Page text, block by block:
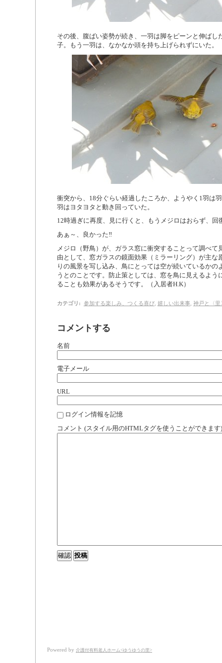
その後、腹ばい姿勢が続き、一羽は脚をピーンと伸ばし
子。もう一羽は、なかなか頭を持ち上げられずにいた。
衝突から、18分ぐらい経過したころか、ようやく1羽は
羽はヨタヨタと動き回っていた。
12時過ぎに再度、見に行くと、もうメジロはおらず、
あぁ～、良かった‼
メジロ（野鳥）が、ガラス窓に衝突することって調べて
由として、窓ガラスの鏡面効果（ミラーリング）が主な
りの風景を写し込み、鳥にとっては空が続いているかの
うとのことです。防止策としては、窓を鳥に見えるよう
ることも効果があるそうです。（入居者H.K）
カテゴリ : 参加する楽しみ、つくる喜び, 嬉しい出来事, 神戸と〈里
コメントする
名前
電子メール
URL
ログイン情報を記憶
コメント (スタイル用のHTMLタグを使うことができます)
Powered by 介護付有料老人ホーム<ゆうゆうの里>